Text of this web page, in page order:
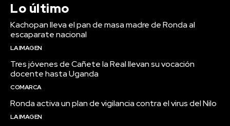
Lo último
Kachopan lleva el pan de masa madre de Ronda al
escaparate nacional
LA IMAGEN
Tres jóvenes de Cañete la Real llevan su vocación
docente hasta Uganda
COMARCA
Ronda activa un plan de vigilancia contra el virus del Nilo
LA IMAGEN